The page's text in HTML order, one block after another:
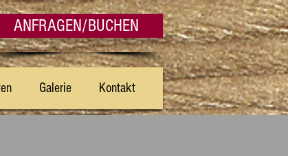
Galerie Kontakt
ANFRAGEN/BUCHEN